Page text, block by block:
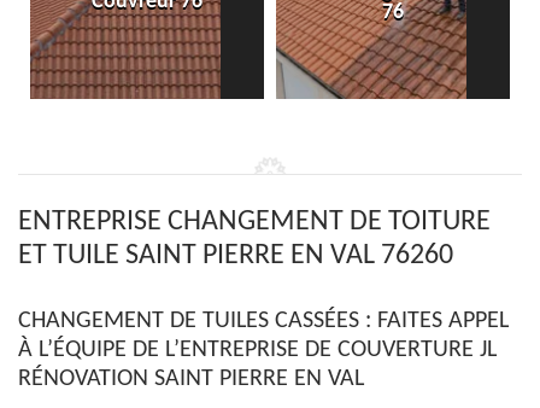
ENTREPRISE CHANGEMENT DE TOITURE
ET TUILE SAINT PIERRE EN VAL 76260
CHANGEMENT DE TUILES CASSÉES : FAITES APPEL
À L’ÉQUIPE DE L’ENTREPRISE DE COUVERTURE JL
RÉNOVATION SAINT PIERRE EN VAL